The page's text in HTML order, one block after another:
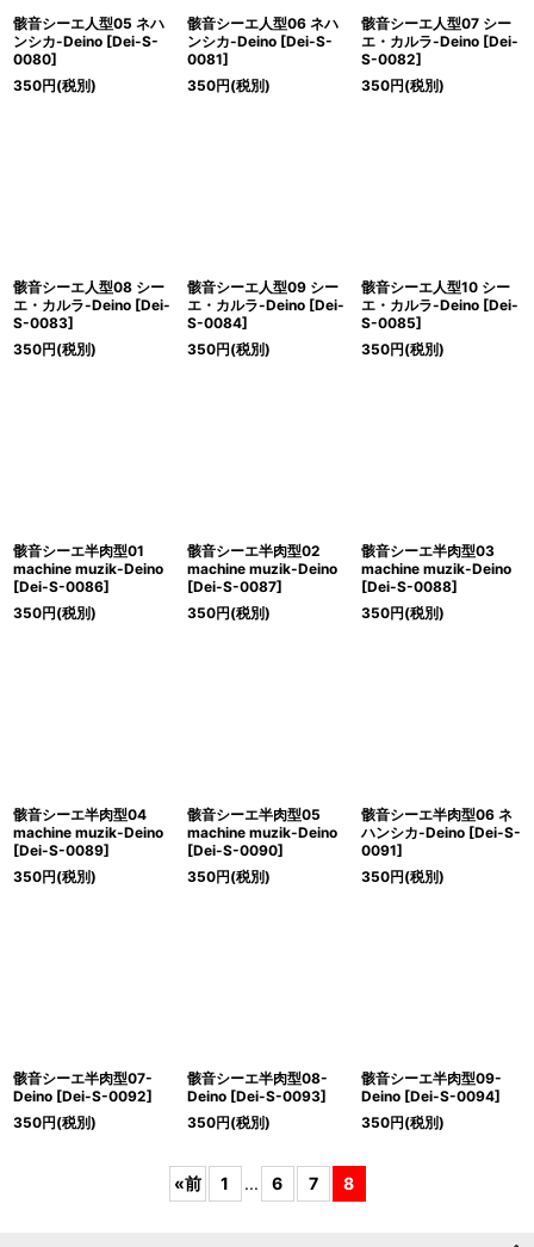
骸音シーエ人型05 ネハ
ンシカ-Deino [Dei-S-
0080]
350円(税別)
骸音シーエ人型06 ネハ
ンシカ-Deino [Dei-S-
0081]
350円(税別)
骸音シーエ人型07 シー
エ・カルラ-Deino [Dei-
S-0082]
350円(税別)
骸音シーエ人型08 シー
エ・カルラ-Deino [Dei-
S-0083]
350円(税別)
骸音シーエ人型09 シー
エ・カルラ-Deino [Dei-
S-0084]
350円(税別)
骸音シーエ人型10 シー
エ・カルラ-Deino [Dei-
S-0085]
350円(税別)
骸音シーエ半肉型01
machine muzik-Deino
[Dei-S-0086]
350円(税別)
骸音シーエ半肉型02
machine muzik-Deino
[Dei-S-0087]
350円(税別)
骸音シーエ半肉型03
machine muzik-Deino
[Dei-S-0088]
350円(税別)
骸音シーエ半肉型04
machine muzik-Deino
[Dei-S-0089]
350円(税別)
骸音シーエ半肉型05
machine muzik-Deino
[Dei-S-0090]
350円(税別)
骸音シーエ半肉型06 ネ
ハンシカ-Deino [Dei-S-
0091]
350円(税別)
骸音シーエ半肉型07-
Deino [Dei-S-0092]
350円(税別)
骸音シーエ半肉型08-
Deino [Dei-S-0093]
350円(税別)
骸音シーエ半肉型09-
Deino [Dei-S-0094]
350円(税別)
«前 1 ... 6 7 8